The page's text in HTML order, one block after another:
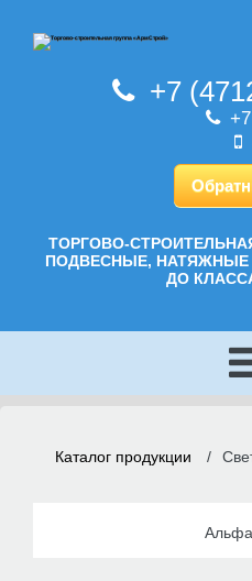
+7
ТОРГОВО-
ПОДВЕСНЫЕ, НАТЯЖНЫЕ
ДО
Каталог продукции /